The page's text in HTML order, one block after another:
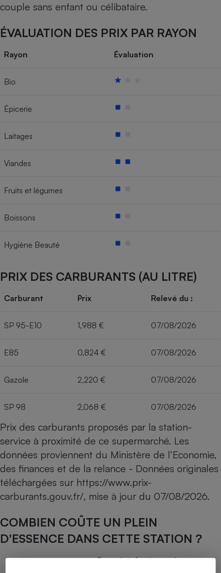
couple sans enfant ou célibataire.
ÉVALUATION DES PRIX PAR RAYON
Rayon Évaluation
Bio
Épicerie
Laitages
Viandes
Fruits et légumes
Boissons
Hygiène Beauté
PRIX DES CARBURANTS (AU LITRE)
Carburant Prix Relevé du :
SP 95-E10 1,988 € 07/08/2026
E85 0,824 € 07/08/2026
Gazole 2,220 € 07/08/2026
SP 98 2,068 € 07/08/2026
Prix des carburants proposés par la station-
service à proximité de ce supermarché. Les
données proviennent du Ministère de l’Economie,
des finances et de la relance - Données originales
téléchargées sur https://www.prix-
carburants.gouv.fr/, mise à jour du 07/08/2026.
COMBIEN COÛTE UN PLEIN
D'ESSENCE DANS CETTE STATION ?
Capacité du réservoir